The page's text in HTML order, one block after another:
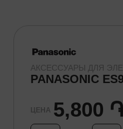
АКСЕССУАРЫ ДЛЯ
PANASONIC
ЦЕНА 5,800